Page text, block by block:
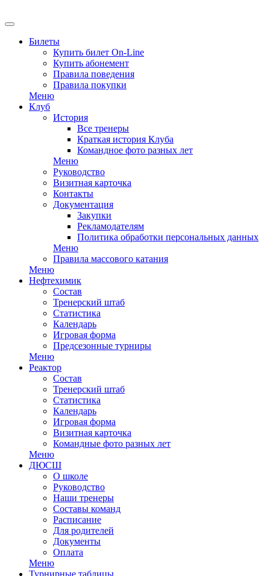
Билеты
Купить билет On-Line
Купить абонемент
Правила поведения
Правила покупки
Меню
Клуб
История
Все тренеры
Краткая история Клуба
Командное фото разных лет
Меню
Руководство
Визитная карточка
Контакты
Документация
Закупки
Рекламодателям
Политика обработки персональных данных
Меню
Правила массового катания
Меню
Нефтехимик
Состав
Тренерский штаб
Статистика
Календарь
Игровая форма
Предсезонные турниры
Меню
Реактор
Состав
Тренерский штаб
Статистика
Календарь
Игровая форма
Визитная карточка
Командные фото разных лет
Меню
ДЮСШ
О школе
Руководство
Наши тренеры
Составы команд
Расписание
Для родителей
Документы
Оплата
Меню
Турнирные таблицы